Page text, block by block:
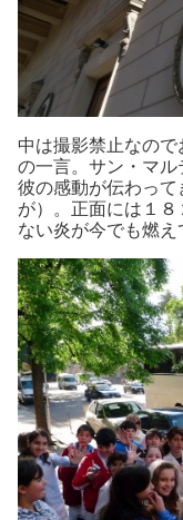
中は撮影禁止なので
の一言。サン・マ
彼の感動が伝わって
が）。正面には１
ない炎が今でも燃え